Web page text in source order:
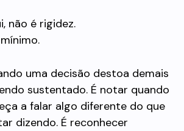
não é rigidez.
uma decisão destoa demais
sustentado. É notar quando
a falar algo diferente do que
dizendo. É reconhecer